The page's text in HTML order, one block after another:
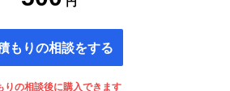
もりの相談をする
りの相談後に購入できます